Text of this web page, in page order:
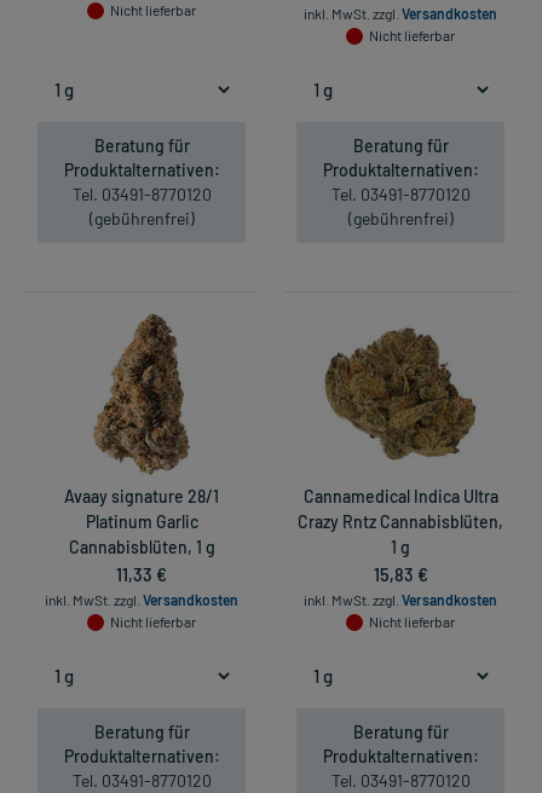
Nicht lieferbar
Beratung für
Produktalternativen:
Tel. 03491-8770120
(gebührenfrei)
inkl. MwSt. zzgl. Versandkosten
Nicht lieferbar
Beratung für
Produktalternativen:
Tel. 03491-8770120
(gebührenfrei)
Avaay signature 28/1
Platinum Garlic
Cannabisblüten, 1 g
11,33 €
inkl. MwSt. zzgl. Versandkosten
Nicht lieferbar
Beratung für
Produktalternativen:
Tel. 03491-8770120
Cannamedical Indica Ultra
Crazy Rntz Cannabisblüten,
1 g
15,83 €
inkl. MwSt. zzgl. Versandkosten
Nicht lieferbar
Beratung für
Produktalternativen:
Tel. 03491-8770120